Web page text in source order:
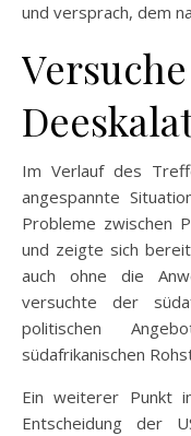
und versprach, dem
Im Verlauf des
angespannte
Probleme zwischen
und zeigte sich
auch ohne die
versuchte der
politischen
südafrikanischen
Ein weiterer Punkt
Entscheidung der